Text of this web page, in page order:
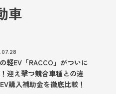
車
軽EV「RACCO」がついに
迎え撃つ競合車種との違
購入補助金を徹底比較！